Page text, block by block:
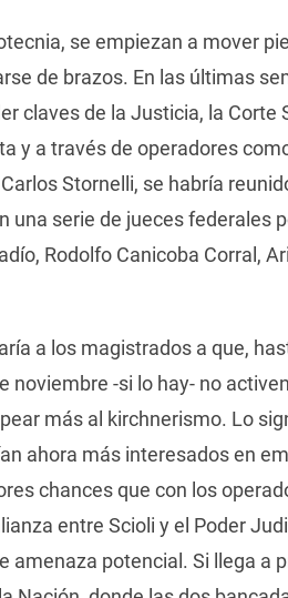
se empiezan a mover
de brazos. En las últimas
claves de la Justicia, la Corte
y a través de operadores
Stornelli, se habría
una serie de jueces federales
Rodolfo Canicoba Corral,
a los magistrados a que,
noviembre -si lo hay- no
más al kirchnerismo. Lo
ahora más interesados en
chances que con los
entre Scioli y el Poder
amenaza potencial. Si llega a